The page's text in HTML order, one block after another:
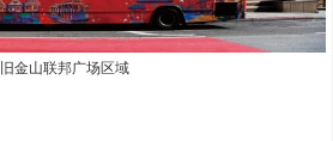
旧金山联邦广场区域